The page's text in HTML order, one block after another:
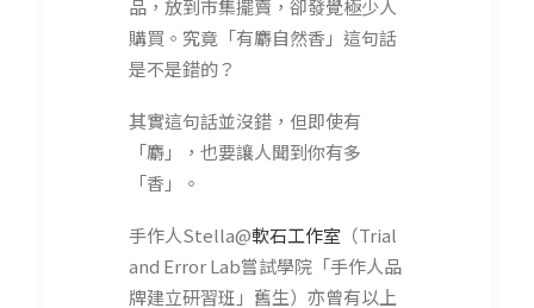
品，放到市集擺賣，卻發覺極少人
購買。究竟「有麝自然香」這句話
是不是錯的？
其實這句話並沒錯，但即使有
「麝」，也要讓人聞到你有多
「香」。
手作人Stella@軟石工作室 （Trial
and Error Lab嘗試學院「手作人品
牌建立研習班」舊生）亦曾有以上